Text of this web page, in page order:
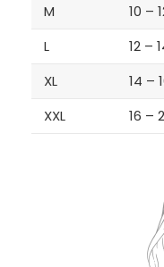
M
10 –
L
12 –
XL
14 –
XXL
16 –